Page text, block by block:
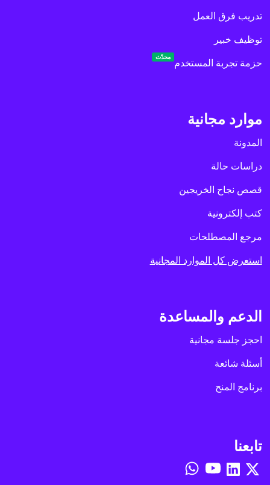
تدريب فرق العمل
توظيف خبير
حزمة تجربة المستخدم
محدّث
موارد مجانية
المدونة
دراسات حالة
قصص نجاح الخريجين
كتب إلكترونية
مرجع المصطلحات
استعرض كل الموارد المجانية
الدعم والمساعدة
احجز جلسة مجانية
أسئلة شائعة
برنامج المنح
تابعنا